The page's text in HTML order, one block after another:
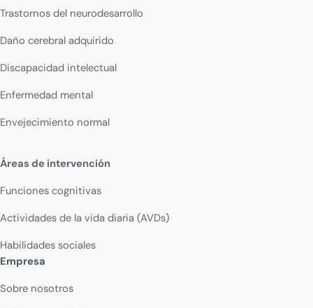
Trastornos del neurodesarrollo
Daño cerebral adquirido
Discapacidad intelectual
Enfermedad mental
Envejecimiento normal
Áreas de intervención
Funciones cognitivas
Actividades de la vida diaria (AVDs)
Habilidades sociales
Empresa
Sobre nosotros